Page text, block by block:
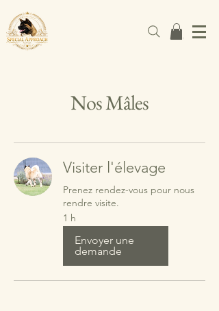
Nos Mâles
Visiter l'élevage
Prenez rendez-vous pour nous
rendre visite.
1 h
Envoyer une
demande